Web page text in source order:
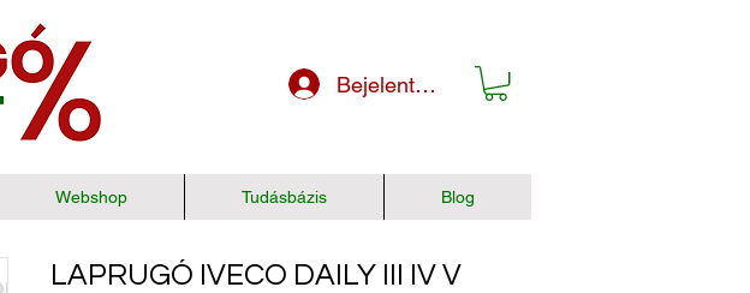
Bejelentkezés
Webshop Tudásbázis Blog
LAPRUGÓ IVECO DAILY III IV V